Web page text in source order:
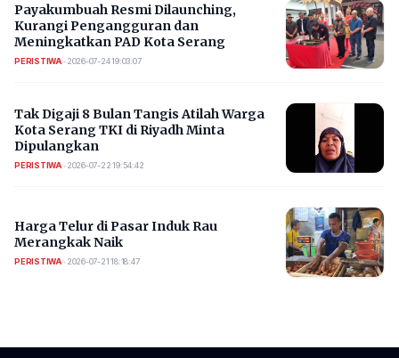
Payakumbuah Resmi Dilaunching,
Kurangi Pengangguran dan
Meningkatkan PAD Kota Serang
PERISTIWA• 2026-07-24 19:03:07
​Tak Digaji 8 Bulan Tangis Atilah Warga
Kota Serang TKI di Riyadh Minta
Dipulangkan
PERISTIWA• 2026-07-22 19:54:42
Harga Telur di Pasar Induk Rau
Merangkak Naik
PERISTIWA• 2026-07-21 18:18:47